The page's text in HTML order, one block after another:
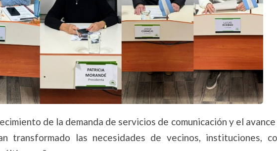
de la demanda de servicios de comunicación y el
transformado las necesidades de vecinos, instituciones,